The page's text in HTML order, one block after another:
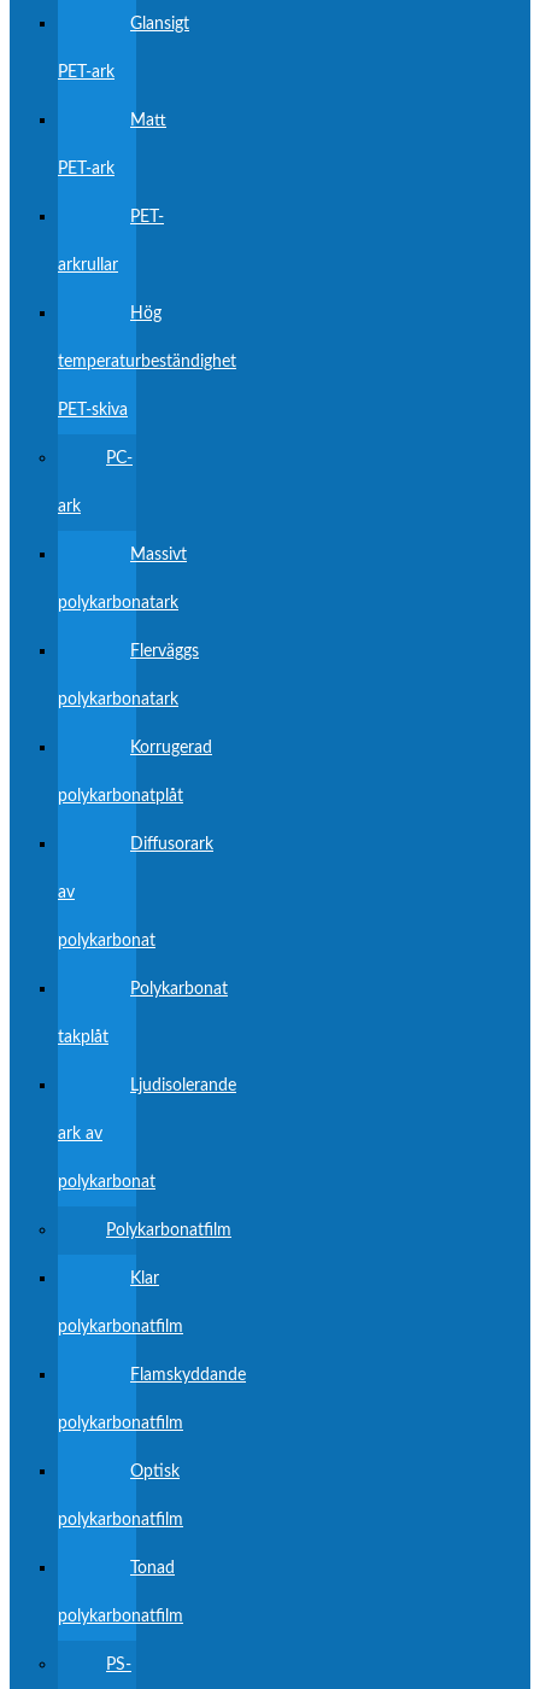
Glansigt
PET-ark
Matt
PET-ark
PET-
arkrullar
Hög
temperaturbeständighet
PET-skiva
PC-
ark
Massivt
polykarbonatark
Flerväggs
polykarbonatark
Korrugerad
polykarbonatplåt
Diffusorark
av
polykarbonat
Polykarbonat
takplåt
Ljudisolerande
ark av
polykarbonat
Polykarbonatfilm
Klar
polykarbonatfilm
Flamskyddande
polykarbonatfilm
Optisk
polykarbonatfilm
Tonad
polykarbonatfilm
PS-